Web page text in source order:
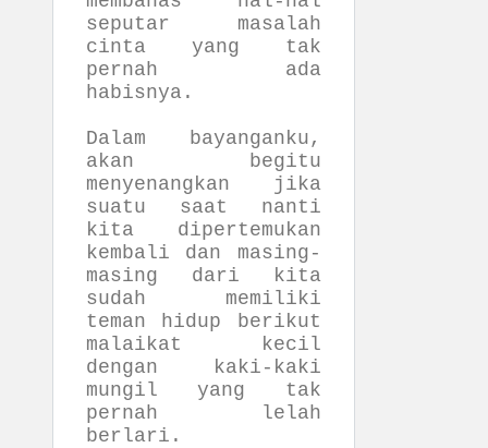
seputar masalah
cinta yang tak
pernah ada
habisnya.
Dalam bayanganku,
akan begitu
menyenangkan jika
suatu saat nanti
kita dipertemukan
kembali dan masing-
masing dari kita
sudah memiliki
teman hidup berikut
malaikat kecil
dengan kaki-kaki
mungil yang tak
pernah lelah
berlari.